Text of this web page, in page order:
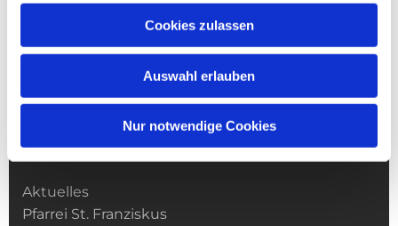
Cookies zulassen
Auswahl erlauben
Nur notwendige Cookies
Kirchengemeinde­­ St. Franziskus
Aktuelles
Pfarrei St. Franziskus